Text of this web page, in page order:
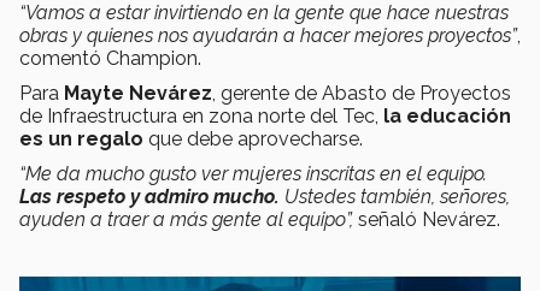
“Vamos a estar invirtiendo en la gente que hace nuestras
obras y quienes nos ayudarán a hacer mejores proyectos”,
comentó Champion.
Para Mayte Nevárez, gerente de Abasto de Proyectos
de Infraestructura en zona norte del Tec, la educación
es un regalo que debe aprovecharse.
“Me da mucho gusto ver mujeres inscritas en el equipo.
Las respeto y admiro mucho. Ustedes también, señores,
ayuden a traer a más gente al equipo”, señaló Nevárez.